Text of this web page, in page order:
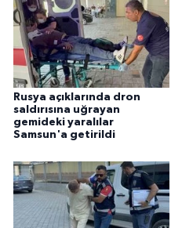
Rusya açıklarında dron
saldırısına uğrayan
gemideki yaralılar
Samsun'a getirildi